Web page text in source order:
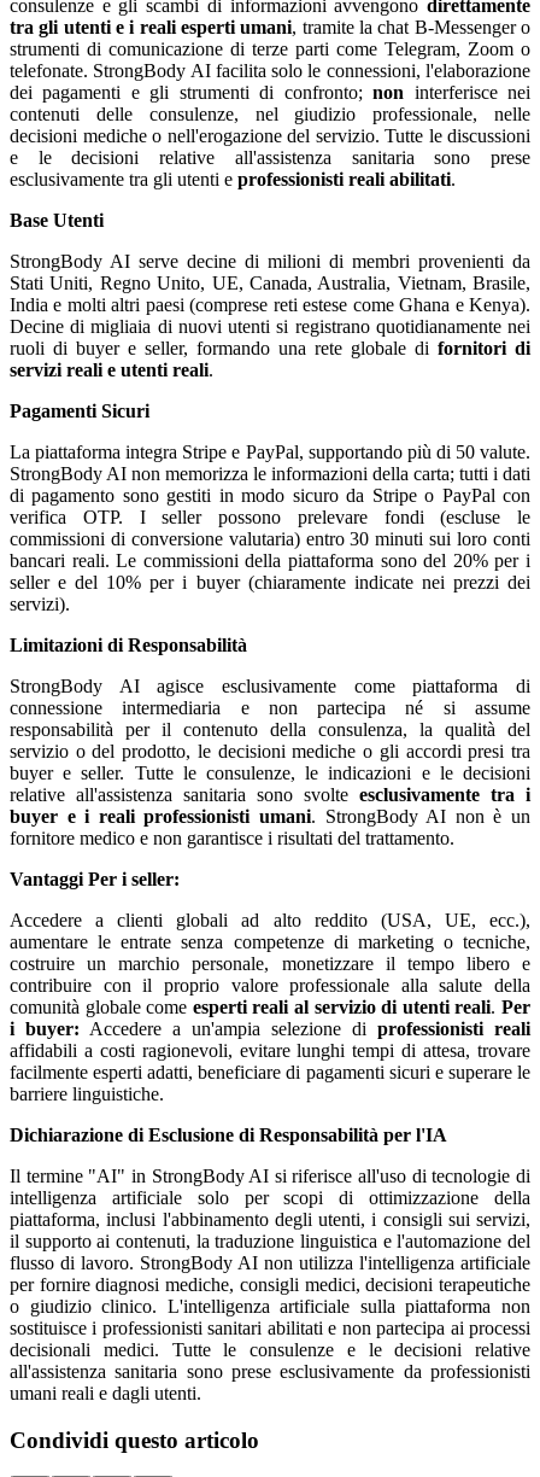
consulenze e gli scambi di informazioni avvengono direttamente
tra gli utenti e i reali esperti umani, tramite la chat B-Messenger o
strumenti di comunicazione di terze parti come Telegram, Zoom o
telefonate. StrongBody AI facilita solo le connessioni, l'elaborazione
dei pagamenti e gli strumenti di confronto;non interferisce nei
contenuti delle consulenze, nel giudizio professionale, nelle
decisioni mediche o nell'erogazione del servizio. Tutte le discussioni
e le decisioni relative all'assistenza sanitaria sono prese
esclusivamente tra gli utenti e professionisti reali abilitati.
Base Utenti
StrongBody AI serve decine di milioni di membri provenienti da
Stati Uniti, Regno Unito, UE, Canada, Australia, Vietnam, Brasile,
India e molti altri paesi (comprese reti estese come Ghana e Kenya).
Decine di migliaia di nuovi utenti si registrano quotidianamente nei
ruoli di buyer e seller, formando una rete globale di fornitori di
servizi reali e utenti reali.
Pagamenti Sicuri
La piattaforma integra Stripe e PayPal, supportando più di 50 valute.
StrongBody AI non memorizza le informazioni della carta; tutti i dati
di pagamento sono gestiti in modo sicuro da Stripe o PayPal con
verifica OTP. I seller possono prelevare fondi (escluse le
commissioni di conversione valutaria) entro 30 minuti sui loro conti
bancari reali. Le commissioni della piattaforma sono del 20% per i
seller e del 10% per i buyer (chiaramente indicate nei prezzi dei
servizi).
Limitazioni di Responsabilità
StrongBody AI agisce esclusivamente come piattaforma di
connessione intermediaria e non partecipa né si assume
responsabilità per il contenuto della consulenza, la qualità del
servizio o del prodotto, le decisioni mediche o gli accordi presi tra
buyer e seller. Tutte le consulenze, le indicazioni e le decisioni
relative all'assistenza sanitaria sono svolte esclusivamente tra i
buyer e i reali professionisti umani. StrongBody AI non è un
fornitore medico e non garantisce i risultati del trattamento.
Vantaggi Per i seller:
Accedere a clienti globali ad alto reddito (USA, UE, ecc.),
aumentare le entrate senza competenze di marketing o tecniche,
costruire un marchio personale, monetizzare il tempo libero e
contribuire con il proprio valore professionale alla salute della
comunità globale come esperti reali al servizio di utenti reali.Per
i buyer: Accedere a un'ampia selezione di professionisti reali
affidabili a costi ragionevoli, evitare lunghi tempi di attesa, trovare
facilmente esperti adatti, beneficiare di pagamenti sicuri e superare le
barriere linguistiche.
Dichiarazione di Esclusione di Responsabilità per l'IA
Il termine "AI" in StrongBody AI si riferisce all'uso di tecnologie di
intelligenza artificiale solo per scopi di ottimizzazione della
piattaforma, inclusi l'abbinamento degli utenti, i consigli sui servizi,
il supporto ai contenuti, la traduzione linguistica e l'automazione del
flusso di lavoro. StrongBody AI non utilizza l'intelligenza artificiale
per fornire diagnosi mediche, consigli medici, decisioni terapeutiche
o giudizio clinico. L'intelligenza artificiale sulla piattaforma non
sostituisce i professionisti sanitari abilitati e non partecipa ai processi
decisionali medici. Tutte le consulenze e le decisioni relative
all'assistenza sanitaria sono prese esclusivamente da professionisti
umani reali e dagli utenti.
Condividi questo articolo